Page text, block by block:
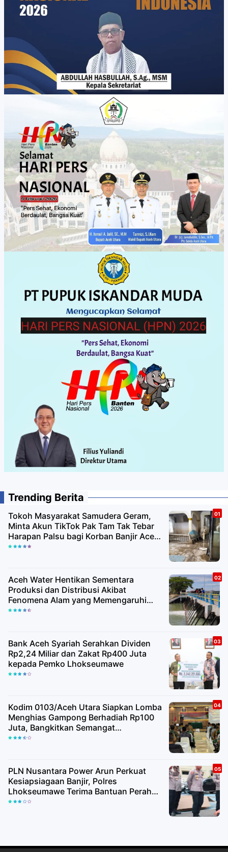
Trending Berita
Tokoh Masyarakat Samudera Geram,
Minta Akun TikTok Pak Tam Tak Tebar
Harapan Palsu bagi Korban Banjir Aceh
Utara
Aceh Water Hentikan Sementara
Produksi dan Distribusi Akibat
Fenomena Alam yang Memengaruhi
Kualitas Air Baku
Bank Aceh Syariah Serahkan Dividen
Rp2,24 Miliar dan Zakat Rp400 Juta
kepada Pemko Lhokseumawe
Kodim 0103/Aceh Utara Siapkan Lomba
Menghias Gampong Berhadiah Rp100
Juta, Bangkitkan Semangat
Kemerdekaan hingga Pelosok Desa
PLN Nusantara Power Arun Perkuat
Kesiapsiagaan Banjir, Polres
Lhokseumawe Terima Bantuan Perahu
Karet